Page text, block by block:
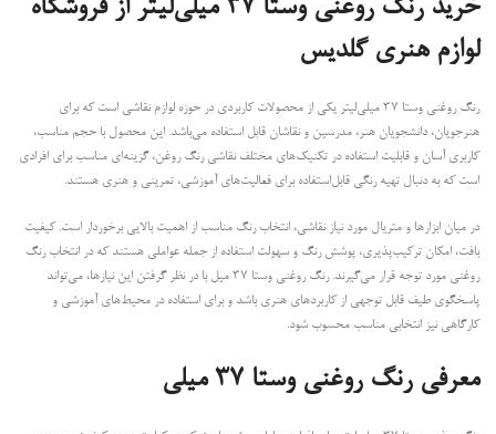
خرید رنگ روغنی وستا 37 میلی‌لیتر از فروشگاه
لوازم هنری گلدیس
رنگ روغنی وستا 37 میلی‌لیتر یکی از محصولات کاربردی در حوزه لوازم نقاشی است که برای
هنرجویان، دانشجویان هنر، مدرسین و نقاشان قابل استفاده می‌باشد. این محصول با حجم مناسب،
کاربری آسان و قابلیت استفاده در تکنیک‌های مختلف نقاشی رنگ روغن، گزینه‌ای مناسب برای افرادی
است که به دنبال تهیه رنگی قابل‌استفاده برای فعالیت‌های آموزشی، تمرینی و هنری هستند.
در میان ابزارها و متریال مورد نیاز نقاشی، انتخاب رنگ مناسب از اهمیت بالایی برخوردار است. کیفیت
بافت، امکان ترکیب‌پذیری، پوشش رنگ و سهولت استفاده از جمله عواملی هستند که در انتخاب رنگ
روغنی مورد توجه قرار می‌گیرند. رنگ روغنی وستا 37 میل با در نظر گرفتن این نیازها، می‌تواند
پاسخگوی طیف قابل توجهی از کاربردهای هنری باشد و برای استفاده در محیط‌های آموزشی و
کارگاهی نیز انتخابی مناسب محسوب شود.
معرفی رنگ روغنی وستا 37 میلی